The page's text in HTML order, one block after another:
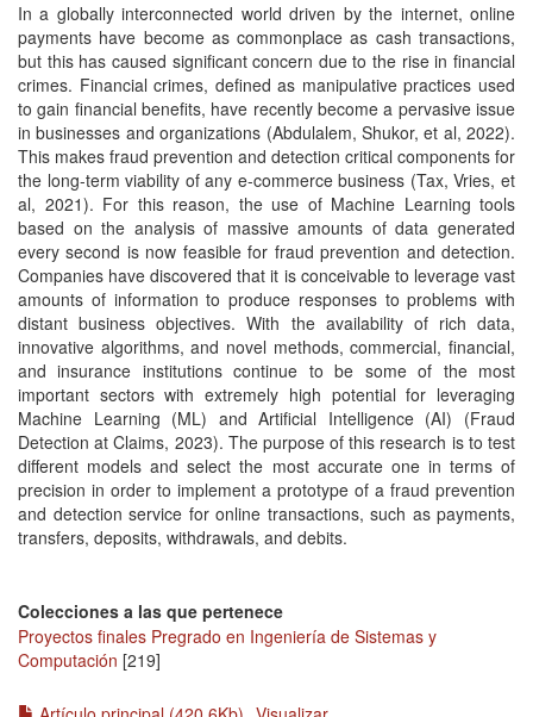
In a globally interconnected world driven by the internet, online
payments have become as commonplace as cash transactions,
but this has caused significant concern due to the rise in financial
crimes. Financial crimes, defined as manipulative practices used
to gain financial benefits, have recently become a pervasive issue
in businesses and organizations (Abdulalem, Shukor, et al, 2022).
This makes fraud prevention and detection critical components for
the long-term viability of any e-commerce business (Tax, Vries, et
al, 2021). For this reason, the use of Machine Learning tools
based on the analysis of massive amounts of data generated
every second is now feasible for fraud prevention and detection.
Companies have discovered that it is conceivable to leverage vast
amounts of information to produce responses to problems with
distant business objectives. With the availability of rich data,
innovative algorithms, and novel methods, commercial, financial,
and insurance institutions continue to be some of the most
important sectors with extremely high potential for leveraging
Machine Learning (ML) and Artificial Intelligence (AI) (Fraud
Detection at Claims, 2023). The purpose of this research is to test
different models and select the most accurate one in terms of
precision in order to implement a prototype of a fraud prevention
and detection service for online transactions, such as payments,
transfers, deposits, withdrawals, and debits.
Colecciones a las que pertenece
Proyectos finales Pregrado en Ingeniería de Sistemas y
Computación [219]